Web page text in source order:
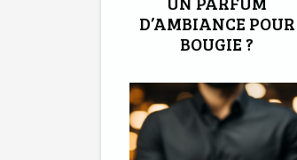
D’AMBIANCE POUR
BOUGIE ?